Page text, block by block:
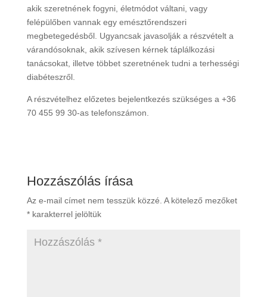
akik szeretnének fogyni, életmódot váltani, vagy
felépülőben vannak egy emésztőrendszeri
megbetegedésből. Ugyancsak javasolják a részvételt a
várandósoknak, akik szívesen kérnek táplálkozási
tanácsokat, illetve többet szeretnének tudni a terhességi
diabéteszről.
A részvételhez előzetes bejelentkezés szükséges a +36
70 455 99 30-as telefonszámon.
Hozzászólás írása
Az e-mail címet nem tesszük közzé. A kötelező mezőket
*karakterrel jelöltük